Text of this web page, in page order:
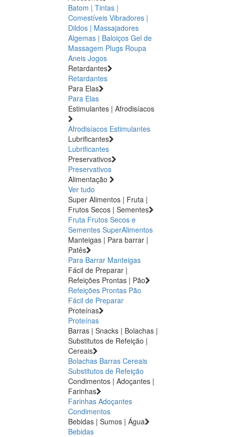
Batom | Tintas |
Comestíveis Vibradores |
Dildos | Massajadores
Algemas | Baloiços Gel de
Massagem Plugs Roupa
Aneis Jogos
Retardantes
Retardantes
Para Elas
Para Elas
Estimulantes | Afrodisíacos
Afrodisíacos Estimulantes
Lubrificantes
Lubrificantes
Preservativos
Preservativos
Alimentação
Ver tudo
Super Alimentos | Fruta |
Frutos Secos | Sementes
Fruta Frutos Secos e
Sementes SuperAlimentos
Manteigas | Para barrar |
Patês
Para Barrar Manteigas
Fácil de Preparar |
Refeições Prontas | Pão
Refeições Prontas Pão
Fácil de Preparar
Proteínas
Proteínas
Barras | Snacks | Bolachas |
Substitutos de Refeição |
Cereais
Bolachas Barras Cereais
Substitutos de Refeição
Condimentos | Adoçantes |
Farinhas
Farinhas Adoçantes
Condimentos
Bebidas | Sumos | Água
Bebidas